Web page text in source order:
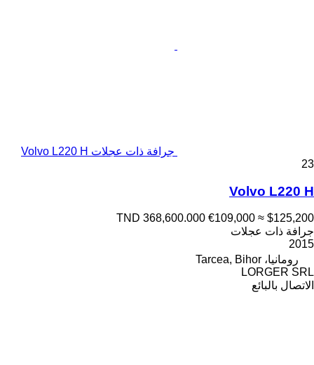
جرافة ذات عجلات Volvo L220 H
23
Volvo L220 H
TND 368,600.000 €109,000 ≈ $125,200
جرافة ذات عجلات
2015
رومانيا، Tarcea, Bihor
LORGER SRL
الاتصال بالبائع